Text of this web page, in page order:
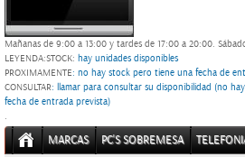
Mañanas de 9:00 a 13:00 y tardes de 17:00 a 20:00.
LEYENDA:STOCK: hay unidades disponibles
PROXIMAMENTE: no hay stock pero tiene una fecha de
CONSULTAR: llamar para consultar su disponibilidad (no
fecha de entrada prevista)
.
MARCAS PC'S SOBREMESA